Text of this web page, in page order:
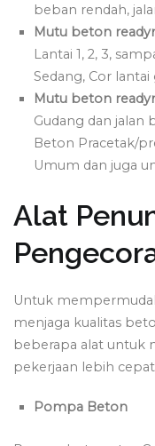
beban rendah,
Mutu beton
Lantai 1, 2, 3,
Sedang, Cor
Mutu beton
Gudang dan jalan
Beton Pracetak/
Umum dan juga
Alat
Untuk
menjaga kualitas
beberapa alat untuk
pekerjaan lebih
Pompa Beton